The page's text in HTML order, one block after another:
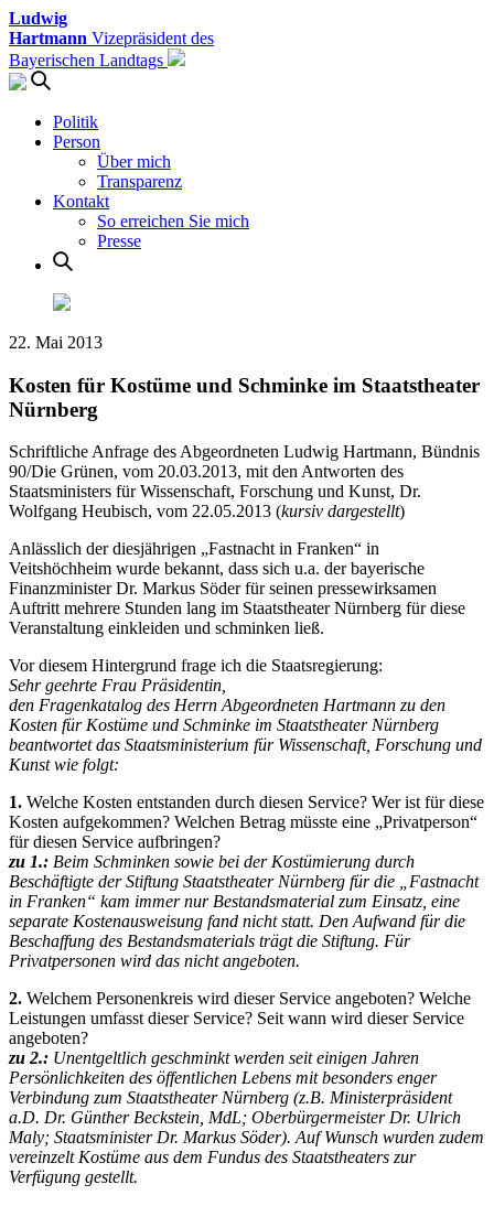
Ludwig
Hartmann Vizepräsident des
Bayerischen Landtags
Politik
Person
Über mich
Transparenz
Kontakt
So erreichen Sie mich
Presse
22. Mai 2013
Kosten für Kostüme und Schminke im Staatstheater
Nürnberg
Schriftliche Anfrage des Abgeordneten Ludwig Hartmann, Bündnis
90/Die Grünen, vom 20.03.2013, mit den Antworten des
Staatsministers für Wissenschaft, Forschung und Kunst, Dr.
Wolfgang Heubisch, vom 22.05.2013 (kursiv dargestellt)
Anlässlich der diesjährigen „Fastnacht in Franken“ in
Veitshöchheim wurde bekannt, dass sich u.a. der bayerische
Finanzminister Dr. Markus Söder für seinen pressewirksamen
Auftritt mehrere Stunden lang im Staatstheater Nürnberg für diese
Veranstaltung einkleiden und schminken ließ.
Vor diesem Hintergrund frage ich die Staatsregierung:
Sehr geehrte Frau Präsidentin,
den Fragenkatalog des Herrn Abgeordneten Hartmann zu den
Kosten für Kostüme und Schminke im Staatstheater Nürnberg
beantwortet das Staatsministerium für Wissenschaft, Forschung und
Kunst wie folgt:
1. Welche Kosten entstanden durch diesen Service? Wer ist für diese
Kosten aufgekommen? Welchen Betrag müsste eine „Privatperson“
für diesen Service aufbringen?
zu 1.: Beim Schminken sowie bei der Kostümierung durch
Beschäftigte der Stiftung Staatstheater Nürnberg für die „Fastnacht
in Franken“ kam immer nur Bestandsmaterial zum Einsatz, eine
separate Kostenausweisung fand nicht statt. Den Aufwand für die
Beschaffung des Bestandsmaterials trägt die Stiftung. Für
Privatpersonen wird das nicht angeboten.
2. Welchem Personenkreis wird dieser Service angeboten? Welche
Leistungen umfasst dieser Service? Seit wann wird dieser Service
angeboten?
zu 2.: Unentgeltlich geschminkt werden seit einigen Jahren
Persönlichkeiten des öffentlichen Lebens mit besonders enger
Verbindung zum Staatstheater Nürnberg (z.B. Ministerpräsident
a.D. Dr. Günther Beckstein, MdL; Oberbürgermeister Dr. Ulrich
Maly; Staatsminister Dr. Markus Söder). Auf Wunsch wurden zudem
vereinzelt Kostüme aus dem Fundus des Staatstheaters zur
Verfügung gestellt.